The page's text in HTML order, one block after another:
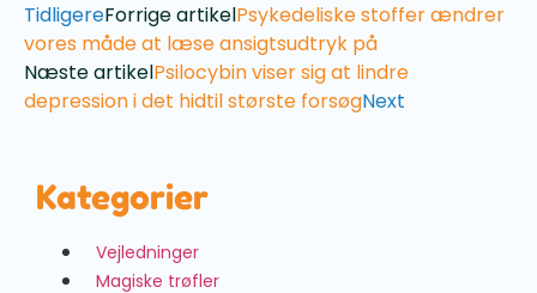
TidligereForrige artikelPsykedeliske stoffer ændrer
vores måde at læse ansigtsudtryk på
Næste artikelPsilocybin viser sig at lindre
depression i det hidtil største forsøgNext
Kategorier
Vejledninger
Magiske trøfler